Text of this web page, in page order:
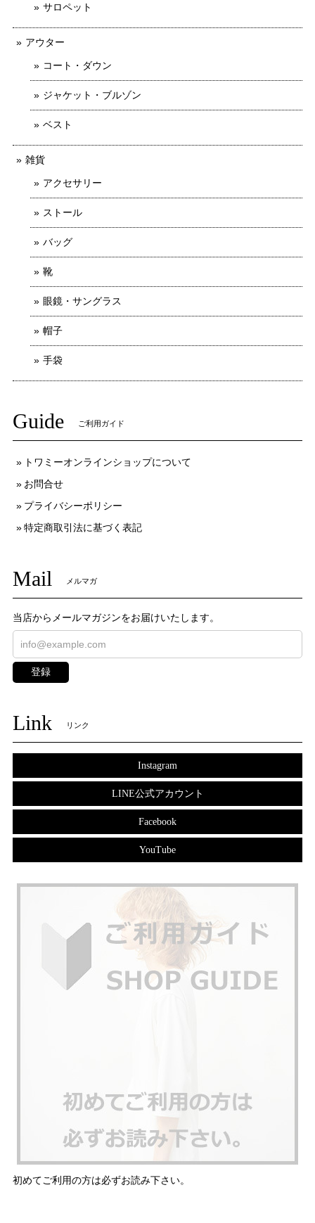
サロペット
アウター
コート・ダウン
ジャケット・ブルゾン
ベスト
雑貨
アクセサリー
ストール
バッグ
靴
眼鏡・サングラス
帽子
手袋
Guide ご利用ガイド
トワミーオンラインショップについて
お問合せ
プライバシーポリシー
特定商取引法に基づく表記
Mail メルマガ
当店からメールマガジンをお届けいたします。
登録
Link リンク
Instagram
LINE公式アカウント
Facebook
YouTube
初めてご利用の方は必ずお読み下さい。